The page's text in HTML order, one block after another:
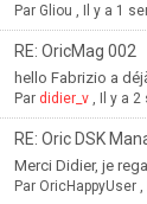
Par Gliou , Il y a 1
RE: OricMag 002
hello Fabrizio a
Par didier_v, Il y a
RE: Oric DSK
Merci Didier, je
Par OricHappyUser,